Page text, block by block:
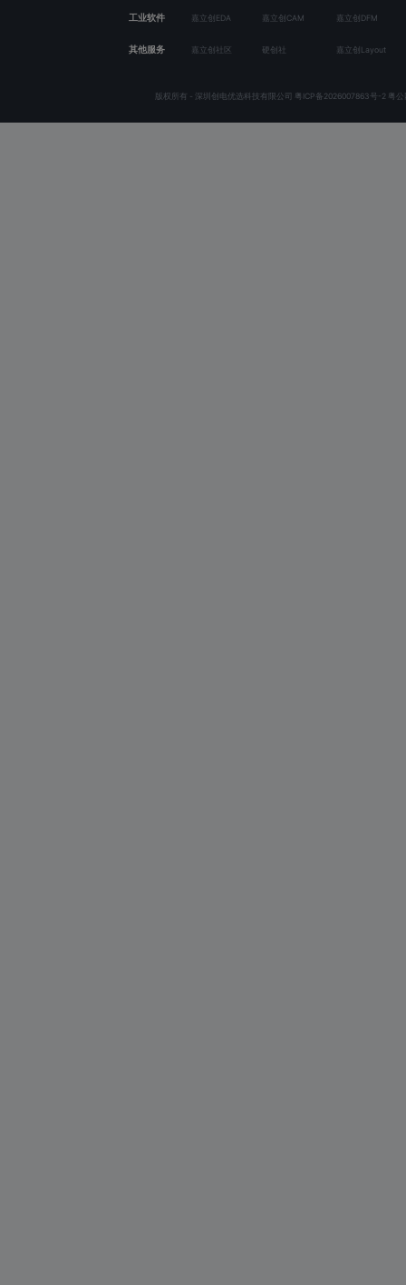
工业软件 嘉立创EDA 嘉立创CAM 嘉立创DFM
其他服务 嘉立创社区 硬创社 嘉立创Layout
版权所有 - 深圳创电优选科技有限公司 粤ICP备2026007863号-2 粤